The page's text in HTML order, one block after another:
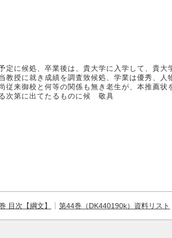
に候処、卒業後は、貴大学に入学して、貴大
授に就き成績を調査致候処、学業は優秀、人
来御校と何等の関係も無き老生が、本推薦状
次第に出てたるものに候 敬具
目次【綱文】 第44巻（DK440190k）資料リスト